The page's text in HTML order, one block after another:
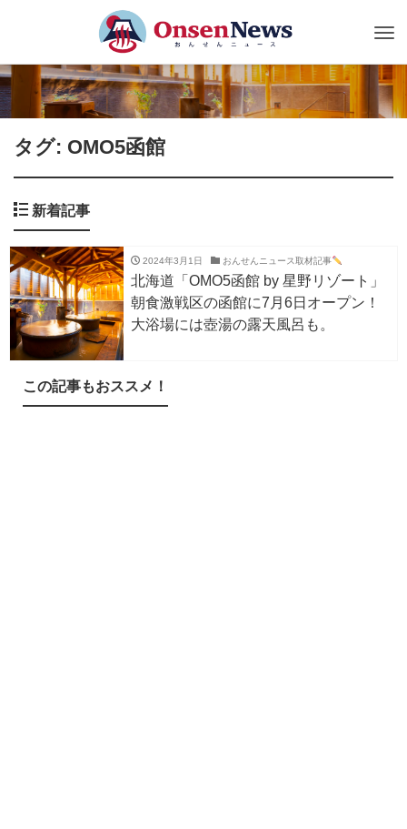
タグ: OMO5函館
新着記事
2024年3月1日 おんせんニュース取材記事
北海道「OMO5函館 by 星野リゾート」
朝食激戦区の函館に7月6日オープン！
大浴場には壺湯の露天風呂も。
この記事もおススメ！